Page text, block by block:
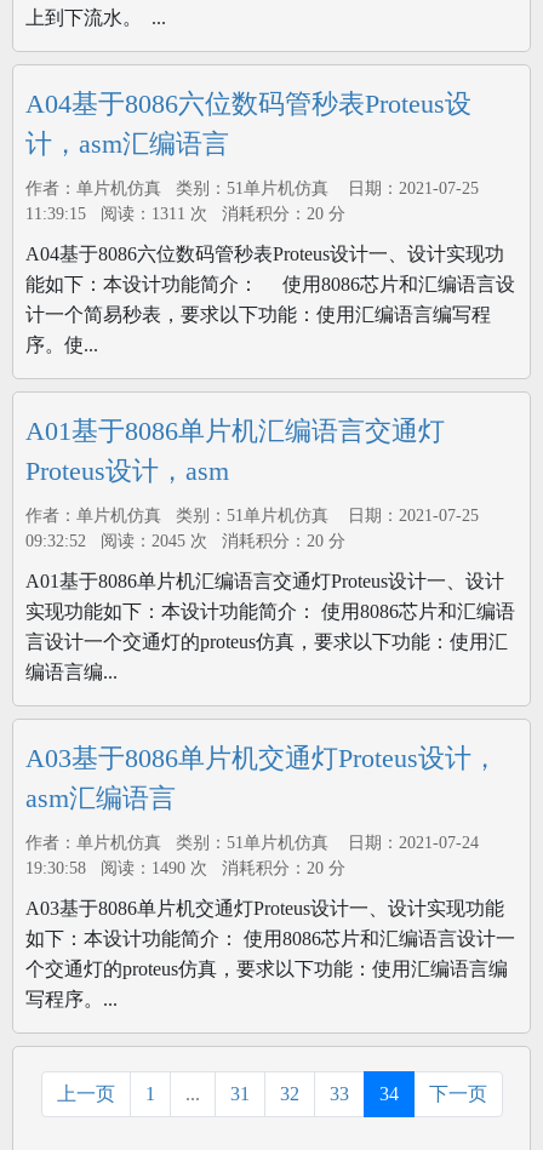
上到下流水。 ...
A04基于8086六位数码管秒表Proteus设
计，asm汇编语言
作者：单片机仿真 类别：51单片机仿真 日期：2021-07-25
11:39:15 阅读：1311 次 消耗积分：20 分
A04基于8086六位数码管秒表Proteus设计一、设计实现功
能如下：本设计功能简介： 使用8086芯片和汇编语言设
计一个简易秒表，要求以下功能：使用汇编语言编写程
序。使...
A01基于8086单片机汇编语言交通灯
Proteus设计，asm
作者：单片机仿真 类别：51单片机仿真 日期：2021-07-25
09:32:52 阅读：2045 次 消耗积分：20 分
A01基于8086单片机汇编语言交通灯Proteus设计一、设计
实现功能如下：本设计功能简介： 使用8086芯片和汇编语
言设计一个交通灯的proteus仿真，要求以下功能：使用汇
编语言编...
A03基于8086单片机交通灯Proteus设计，
asm汇编语言
作者：单片机仿真 类别：51单片机仿真 日期：2021-07-24
19:30:58 阅读：1490 次 消耗积分：20 分
A03基于8086单片机交通灯Proteus设计一、设计实现功能
如下：本设计功能简介： 使用8086芯片和汇编语言设计一
个交通灯的proteus仿真，要求以下功能：使用汇编语言编
写程序。...
上一页 1 ... 31 32 33 34 下一页